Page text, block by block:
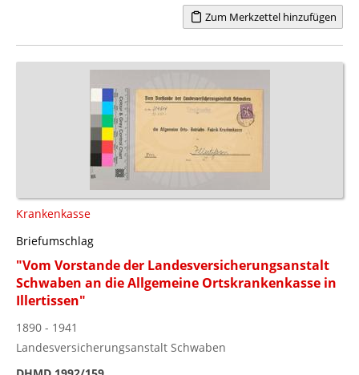
Zum Merkzettel hinzufügen
Krankenkasse
Briefumschlag
"Vom Vorstande der Landesversicherungsanstalt
Schwaben an die Allgemeine Ortskrankenkasse in
Illertissen"
1890 - 1941
Landesversicherungsanstalt Schwaben